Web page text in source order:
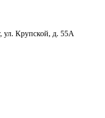
ул. Крупской, д. 55А